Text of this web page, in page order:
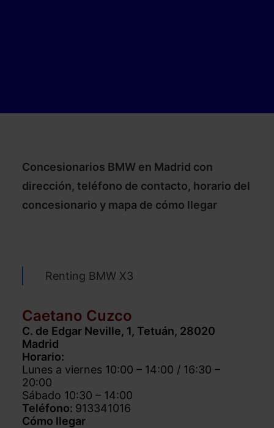
Concesionarios BMW en Madrid con
dirección, teléfono de contacto, horario del
concesionario y mapa de cómo llegar
Renting BMW X3
Caetano Cuzco
C. de Edgar Neville, 1, Tetuán, 28020
Madrid
Horario:
Lunes a viernes 10:00 – 14:00 / 16:30 –
20:00
Sábado 10:30 – 14:00
Teléfono: 913341016
Cómo llegar